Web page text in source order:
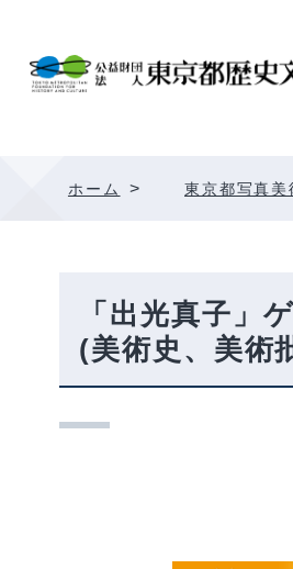
ホーム > 東京都写真美
「出光真子」
(美術史、美術